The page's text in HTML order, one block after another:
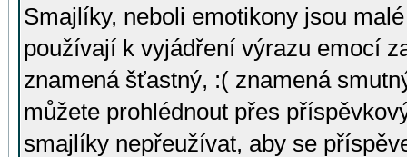
Smajlíky, neboli emotikony jsou
používají k vyjádření výrazu emocí
znamená šťastný, :( znamená
můžete prohlédnout přes
smajlíky nepřeužívat, aby se